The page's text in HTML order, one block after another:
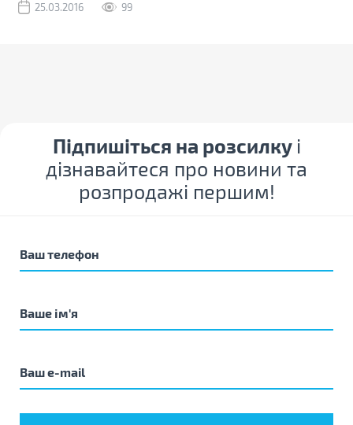
25.03.2016 99
Підпишіться на розсилку і
дізнавайтеся про новини та
розпродажі першим!